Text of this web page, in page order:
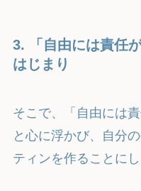
3. 「自由には責任
はじまり
そこで、「自由には
と心に浮かび、自分
ティンを作ることにし